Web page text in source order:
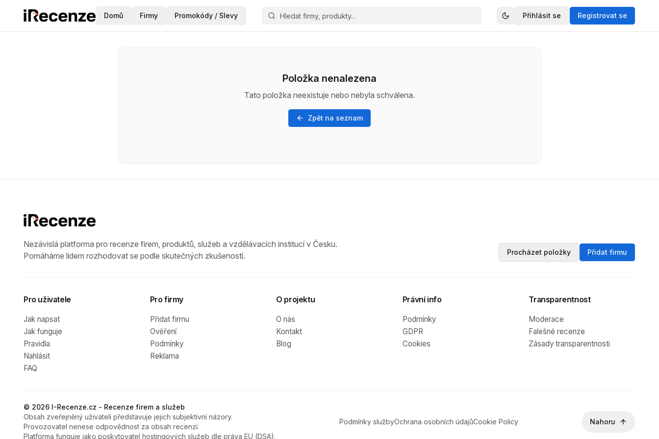
Domů Firmy Promokódy / Slevy Přihlásit se Registrovat se
Položka nenalezena
Tato položka neexistuje nebo nebyla schválena.
Zpět na seznam
Nezávislá platforma pro recenze firem, produktů, služeb a vzdělávacích institucí v Česku.
Pomáháme lidem rozhodovat se podle skutečných zkušeností.
Procházet položky Přidat firmu
Pro uživatele
Jak napsat
Jak funguje
Pravidla
Nahlásit
FAQ
Pro firmy
Přidat firmu
Ověření
Podmínky
Reklama
O projektu
O nás
Kontakt
Blog
Právní info
Podmínky
GDPR
Cookies
Transparentnost
Moderace
Falešné recenze
Zásady transparentnosti
© 2026 I-Recenze.cz - Recenze firem a služeb
Obsah zveřejněný uživateli představuje jejich subjektivní názory.
Provozovatel nenese odpovědnost za obsah recenzí.
Platforma funguje jako poskytovatel hostingových služeb dle práva EU (DSA).
Podmínky službyOchrana osobních údajůCookie Policy Nahoru